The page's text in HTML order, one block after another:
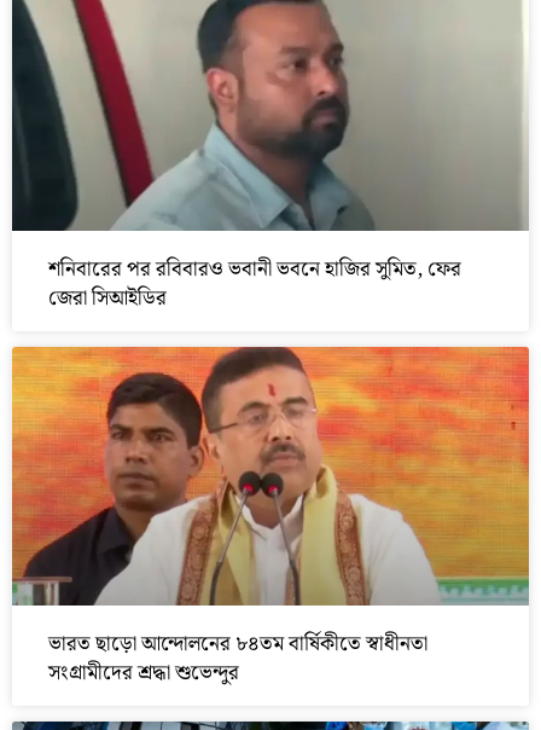
শনিবারের পর রবিবারও ভবানী ভবনে হাজির সুমিত, ফের
জেরা সিআইডির
ভারত ছাড়ো আন্দোলনের ৮৪তম বার্ষিকীতে স্বাধীনতা
সংগ্রামীদের শ্রদ্ধা শুভেন্দুর